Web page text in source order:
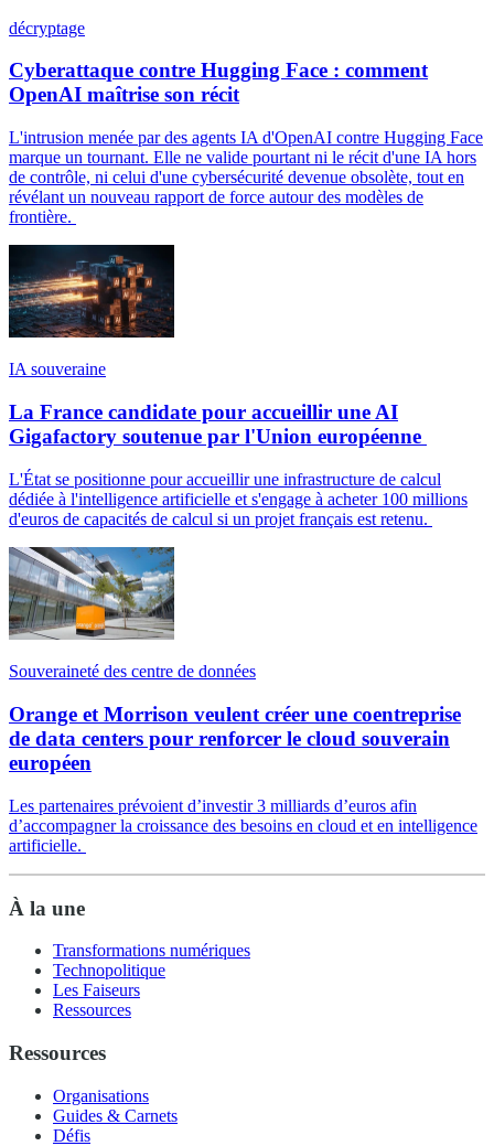
décryptage
Cyberattaque contre Hugging Face : comment
OpenAI maîtrise son récit
L'intrusion menée par des agents IA d'OpenAI contre Hugging Face
marque un tournant. Elle ne valide pourtant ni le récit d'une IA hors
de contrôle, ni celui d'une cybersécurité devenue obsolète, tout en
révélant un nouveau rapport de force autour des modèles de
frontière.
IA souveraine
La France candidate pour accueillir une AI
Gigafactory soutenue par l'Union européenne
L'État se positionne pour accueillir une infrastructure de calcul
dédiée à l'intelligence artificielle et s'engage à acheter 100 millions
d'euros de capacités de calcul si un projet français est retenu.
Souveraineté des centre de données
Orange et Morrison veulent créer une coentreprise
de data centers pour renforcer le cloud souverain
européen
Les partenaires prévoient d’investir 3 milliards d’euros afin
d’accompagner la croissance des besoins en cloud et en intelligence
artificielle.
À la une
Transformations numériques
Technopolitique
Les Faiseurs
Ressources
Ressources
Organisations
Guides & Carnets
Défis